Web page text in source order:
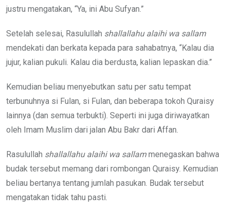
justru mengatakan, “Ya, ini Abu Sufyan.”
Setelah selesai, Rasulullah shallallahu alaihi wa sallam
mendekati dan berkata kepada para sahabatnya, “Kalau dia
jujur, kalian pukuli. Kalau dia berdusta, kalian lepaskan dia.”
Kemudian beliau menyebutkan satu per satu tempat
terbunuhnya si Fulan, si Fulan, dan beberapa tokoh Quraisy
lainnya (dan semua terbukti). Seperti ini juga diriwayatkan
oleh Imam Muslim dari jalan Abu Bakr dari Affan.
Rasulullah shallallahu alaihi wa sallammenegaskan bahwa
budak tersebut memang dari rombongan Quraisy. Kemudian
beliau bertanya tentang jumlah pasukan. Budak tersebut
mengatakan tidak tahu pasti.